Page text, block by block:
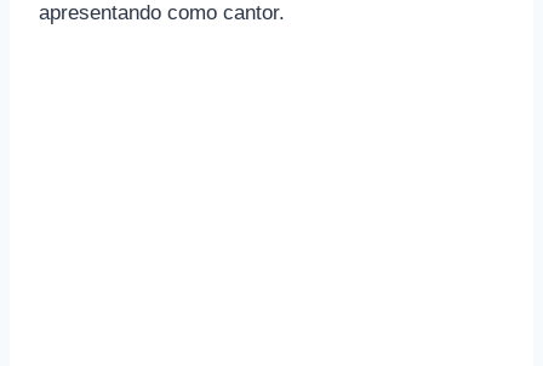
apresentando como cantor.